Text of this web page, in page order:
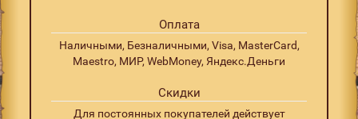
Оплата
Наличными, Безналичными, Visa, MasterCard,
Maestro, МИР, WebMoney, Яндекс.Деньги
Скидки
Для постоянных покупателей действует